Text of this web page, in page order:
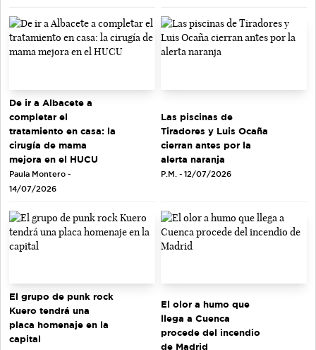
De ir a Albacete a
completar el
tratamiento en casa: la
cirugía de mama
mejora en el HUCU
Paula Montero -
14/07/2026
Las piscinas de
Tiradores y Luis Ocaña
cierran antes por la
alerta naranja
P.M. - 12/07/2026
El grupo de punk rock
Kuero tendrá una
placa homenaje en la
capital
El olor a humo que
llega a Cuenca
procede del incendio
de Madrid